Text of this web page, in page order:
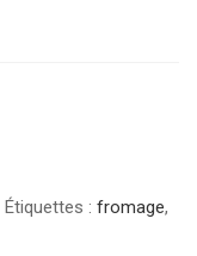
Étiquettes : fromage,